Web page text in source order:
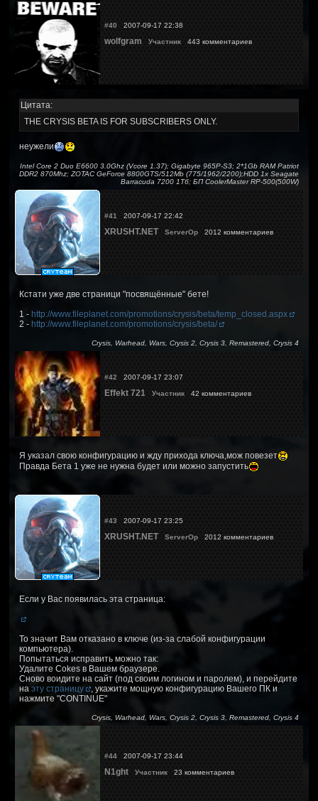
#40 2007-09-17 22:38
wolfgram Участник 443 комментариев
Цитата:
THE CRYSIS BETA IS FOR SUBSCRIBERS ONLY.
неужели
Intel Core 2 Duo E6600 3.0Ghz (Vcore 1.37); Gigabyte 965P-S3; 2*1Gb RAM Patriot
DDR2 870Mhz; ZOTAC GeForce 8800GTS/512Mb (775/1962/2200);HDD 1x Seagate
Barracuda 7200 1Тб; БП CoolerMaster RP-500(500W)
#41 2007-09-17 22:42
XRUSHT.NET ServerOp 2012 комментариев
Кстати уже две страници "посвящённые" бете!
1 - http://www.fileplanet.com/promotions/crysis/beta/temp_closed.aspx
2 - http://www.fileplanet.com/promotions/crysis/beta/
Crysis, Warhead, Wars, Crysis 2, Crysis 3, Remastered, Crysis 4
#42 2007-09-17 23:07
Effekt 721 Участник 42 комментариев
Я указал свою конфигурацию и жду прихода ключа,мож повезет
Правда Бета 1 уже не нужна будет или можно запустить
#43 2007-09-17 23:25
XRUSHT.NET ServerOp 2012 комментариев
Если у Вас появилась эта страница:
То значит Вам отказано в ключе (из-за слабой конфигурации
компьютера).
Попытаться исправить можно так:
Удалите Cokes в Вашем браузере.
Сново воидите на сайт (под своим логином и паролем), и перейдите
на эту страницу
, укажите мощную конфигурацию Вашего ПК и
нажмите "CONTINUE"
Crysis, Warhead, Wars, Crysis 2, Crysis 3, Remastered, Crysis 4
#44 2007-09-17 23:44
N1ght Участник 23 комментариев